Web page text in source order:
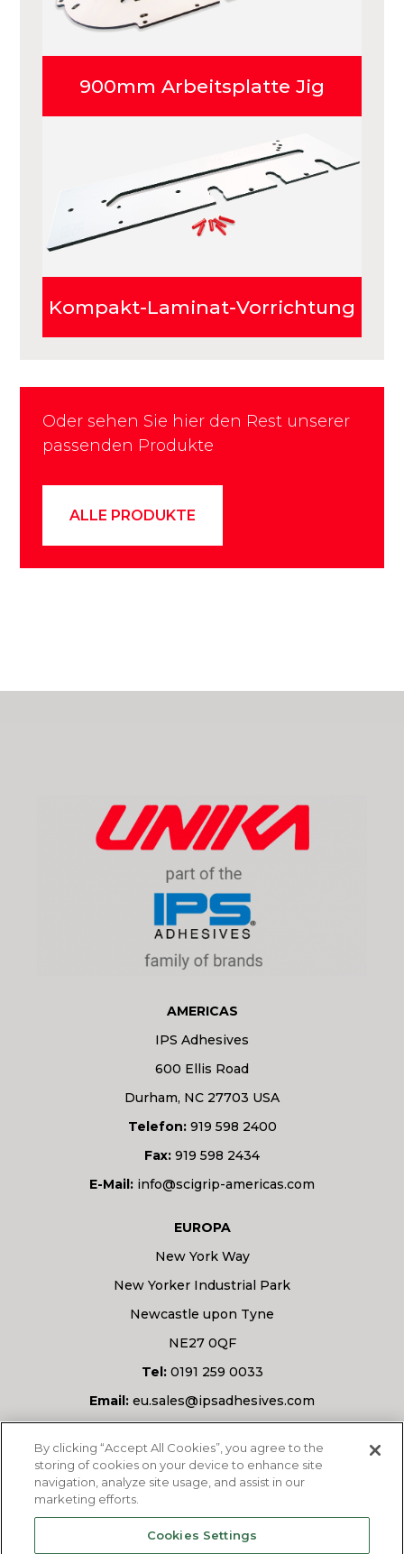
900mm Arbeitsplatte Jig
Kompakt-Laminat-Vorrichtung
Oder sehen Sie hier den Rest unserer
passenden Produkte
ALLE PRODUKTE
AMERICAS
IPS Adhesives
600 Ellis Road
Durham, NC 27703 USA
Telefon:919 598 2400
Fax: 919 598 2434
E-Mail: info@scigrip-americas.com
EUROPA
New York Way
New Yorker Industrial Park
Newcastle upon Tyne
NE27 0QF
Tel:0191 259 0033
Email: eu.sales@ipsadhesives.com
Haben Sie eine Frage?
By clicking “Accept All Cookies”, you agree to the
storing of cookies on your device to enhance site
navigation, analyze site usage, and assist in our
marketing efforts.
Cookies Settings